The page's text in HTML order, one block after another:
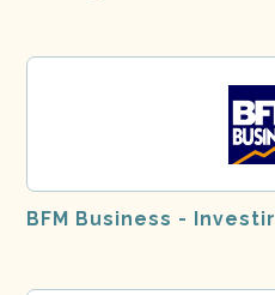
BFM Business -